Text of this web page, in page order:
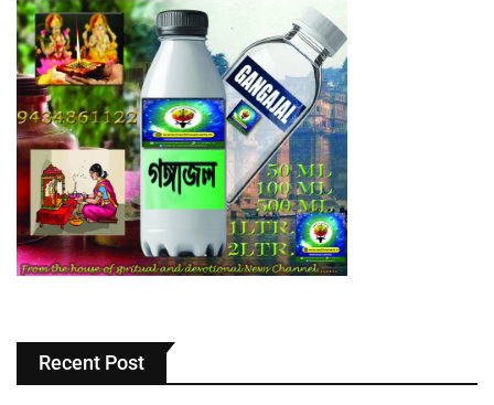
Recent Post